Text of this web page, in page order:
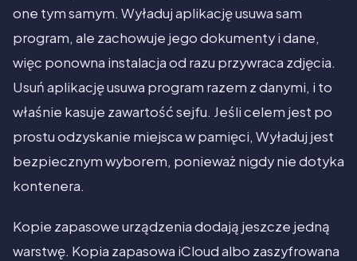
one tym samym. Wyładuj aplikację usuwa sam
program, ale zachowuje jego dokumenty i dane,
więc ponowna instalacja od razu przywraca zdjęcia.
Usuń aplikację usuwa program razem z danymi, i to
właśnie kasuje zawartość sejfu. Jeśli celem jest po
prostu odzyskanie miejsca w pamięci, Wyładuj jest
bezpiecznym wyborem, ponieważ nigdy nie dotyka
kontenera.
Kopie zapasowe urządzenia dodają jeszcze jedną
warstwę. Kopia zapasowa iCloud albo zaszyfrowana